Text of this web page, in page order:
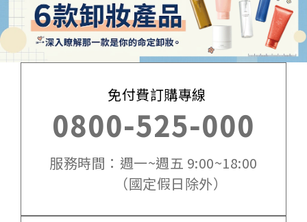
免付費訂購專線
0800-525-000
服務時間：週一~週五 9:00~18:00
（國定假日除外）